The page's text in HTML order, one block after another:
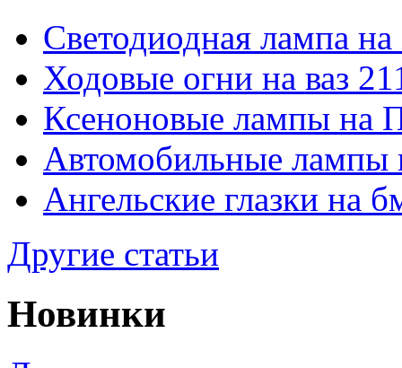
Светодиодная лампа
Ходовые огни на ваз
Ксеноновые лампы на
Автомобильные лампы
Ангельские глазки на
Другие статьи
Новинки